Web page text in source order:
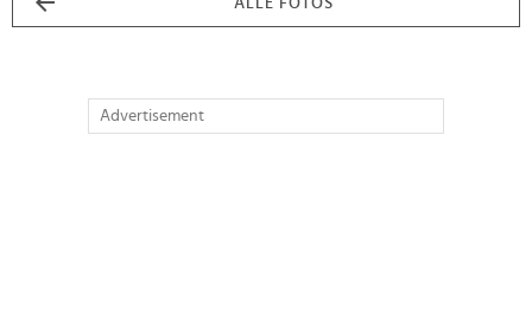
ALLE FOTOS
Advertisement